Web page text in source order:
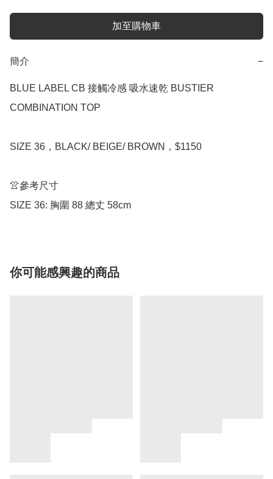
加至購物車
簡介 −
BLUE LABEL CB 接觸冷感 吸水速乾 BUSTIER
COMBINATION TOP
SIZE 36，BLACK/ BEIGE/ BROWN，$1150
👚參考尺寸
SIZE 36: 胸圍 88 總丈 58cm
你可能感興趣的商品